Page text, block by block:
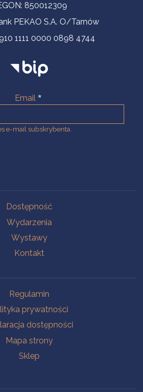
850012309
PEKAO S.A. O/Tarnów
1111 0000 0898 4744
Email
e-mail subskrybenta.
Dostępność
Wydarzenia
Wystawy
Kontakt
Regulamin
prywatności
dostępności
Mapa strony
Sklep